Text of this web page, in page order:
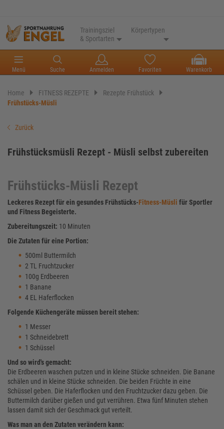
Trainingsziel
& Sportarten
Körpertypen
Menü Suche Anmelden Favoriten Warenkorb
Home FITNESS REZEPTE
Rezepte Frühstück
Frühstücks-Müsli
Zurück
Frühstücksmüsli Rezept - Müsli selbst zubereiten
Frühstücks-Müsli Rezept
Leckeres Rezept für ein gesundes Frühstücks-Fitness-Müsli für Sportler
und Fitness Begeisterte.
Zubereitungszeit: 10 Minuten
Die Zutaten für eine Portion:
500ml Buttermilch
2 TL Fruchtzucker
100g Erdbeeren
1 Banane
4 EL Haferflocken
Folgende Küchengeräte müssen bereit stehen:
1 Messer
1 Schneidebrett
1 Schüssel
Und so wird's gemacht:
Die Erdbeeren waschen putzen und in kleine Stücke schneiden. Die Banane
schälen und in kleine Stücke schneiden. Die beiden Früchte in eine
Schüssel geben. Die Haferflocken und den Fruchtzucker dazu geben. Die
Buttermilch darüber gießen und gut verrühren. Etwa fünf Minuten stehen
lassen damit sich der Geschmack gut verteilt.
Was man an den Zutaten verändern kann: